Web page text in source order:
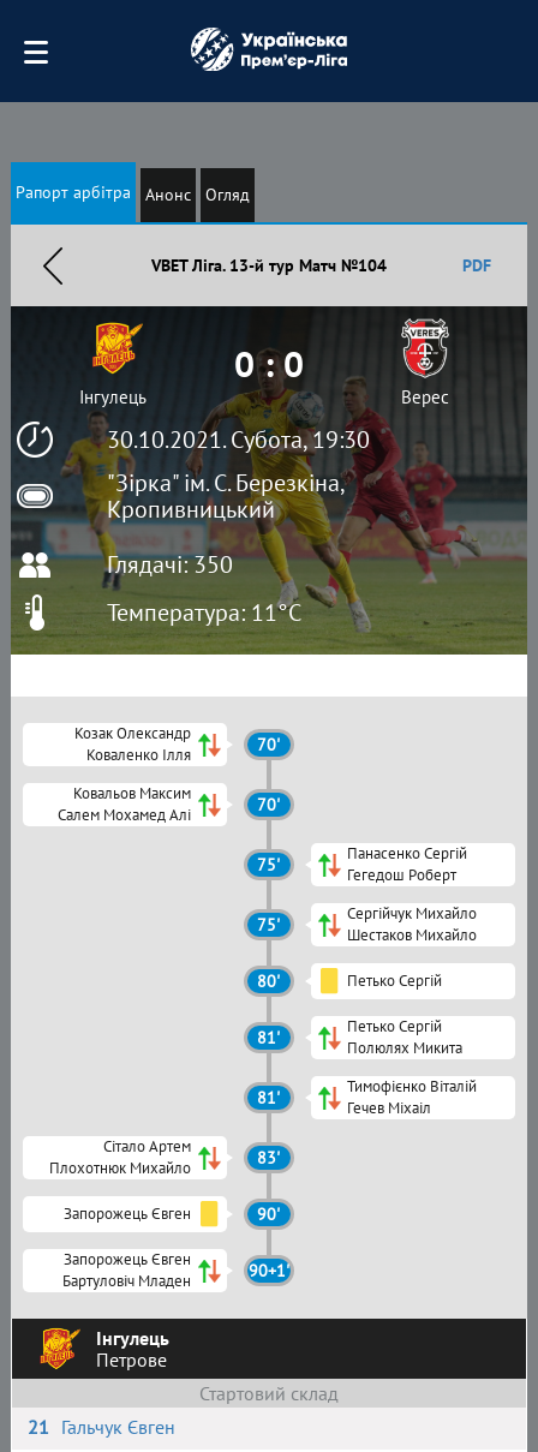
Рапорт арбітра Анонс Огляд
VBET Ліга. 13-й тур Матч №104 PDF
30.10.2021. Субота, 19:30
"Зірка" ім. С. Березкіна,
Кропивницький
Інгулець
0 : 0
Верес
Глядачі: 350
Температура: 11°C
Інгулець
Петрове
Стартовий склад
21 Гальчук Євген
Козак Олександр
Коваленко Ілля
70'
Ковальов Максим
Салем Мохамед Алі
70'
75'
Панасенко Сергій
Гегедош Роберт
75'
Сергійчук Михайло
Шестаков Михайло
80' Петько Сергій
81'
Петько Сергій
Полюлях Микита
81'
Тимофієнко Віталій
Гечев Міхаіл
Сітало Артем
Плохотнюк Михайло
83'
Запорожець Євген 90'
Запорожець Євген
Бартуловіч Младен
90+1'